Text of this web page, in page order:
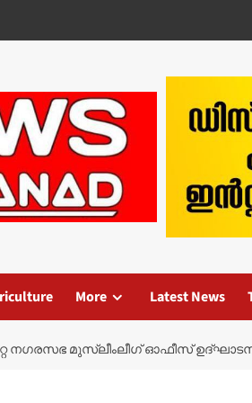
More Latest News
നഗരസഭ മുസ്ലീംലീഗ് ഓഫീസ്